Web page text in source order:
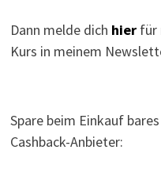
Dann melde dich hierfür
Kurs in meinem
Spare beim Einkauf
Cashback-Anbieter: